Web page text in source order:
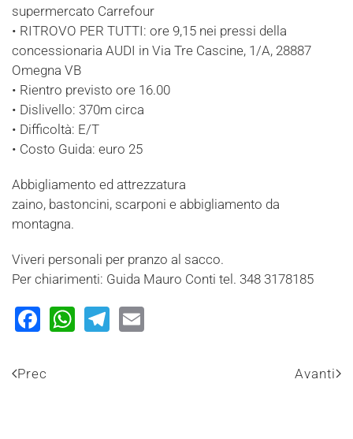
supermercato Carrefour
• RITROVO PER TUTTI: ore 9,15 nei pressi della
concessionaria AUDI in Via Tre Cascine, 1/A, 28887
Omegna VB
• Rientro previsto ore 16.00
• Dislivello: 370m circa
• Difficoltà: E/T
• Costo Guida: euro 25
Abbigliamento ed attrezzatura
zaino, bastoncini, scarponi e abbigliamento da
montagna.
Viveri personali per pranzo al sacco.
Per chiarimenti: Guida Mauro Conti tel. 348 3178185
Facebook
WhatsApp
Telegram
Prec Avanti